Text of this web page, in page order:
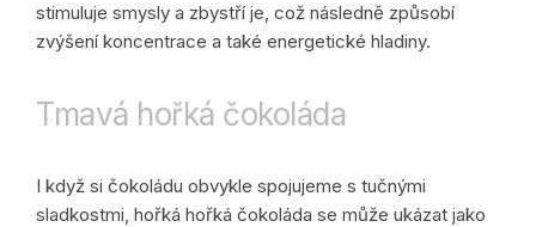
stimuluje smysly a zbystří je, což následně způsobí
zvýšení koncentrace a také energetické hladiny.
Tmavá hořká čokoláda
I když si čokoládu obvykle spojujeme s tučnými
sladkostmi, hořká hořká čokoláda se může ukázat jako